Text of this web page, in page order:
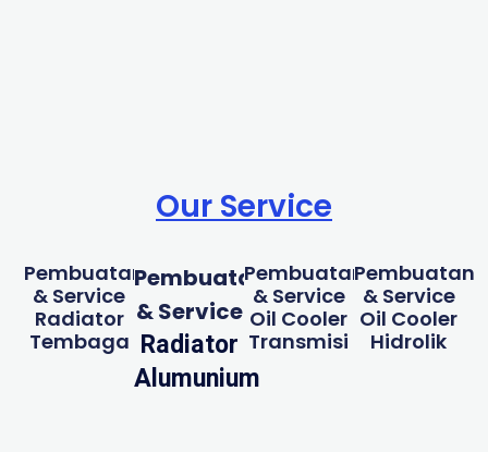
Our Service
Pembuatan
& Service
Radiator
Tembaga
Pembuatan
& Service
Radiator
Alumunium
Pembuatan
& Service
Oil Cooler
Transmisi
Pembuatan
& Service
Oil Cooler
Hidrolik